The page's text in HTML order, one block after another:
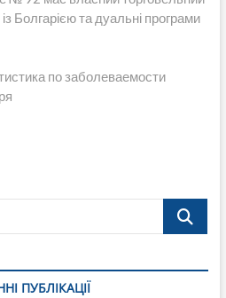
Болгарією та дуальні програми
по заболеваемости
Поиск…
ПУБЛІКАЦІЇ